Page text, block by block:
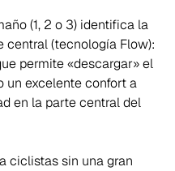
(1, 2 o 3) identifica la
central (tecnología Flow):
permite «descargar» el
un excelente confort a
en la parte central del
ciclistas sin una gran